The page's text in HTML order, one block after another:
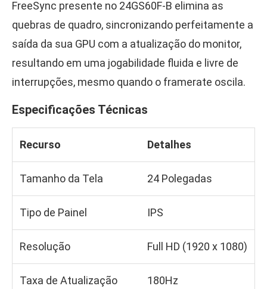
FreeSync presente no 24GS60F-B elimina as
quebras de quadro, sincronizando perfeitamente a
saída da sua GPU com a atualização do monitor,
resultando em uma jogabilidade fluida e livre de
interrupções, mesmo quando o framerate oscila.
Especificações Técnicas
Recurso Detalhes
Tamanho da Tela 24 Polegadas
Tipo de Painel IPS
Resolução Full HD (1920 x 1080)
Taxa de Atualização 180Hz